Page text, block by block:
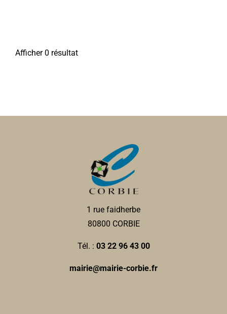
Afficher 0 résultat
1 rue faidherbe
80800 CORBIE
Tél. : 03 22 96 43 00
mairie@mairie-corbie.fr